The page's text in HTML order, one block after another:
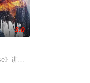
行动保护他，进
3.0
》讲述的是因可疑的别墅爆